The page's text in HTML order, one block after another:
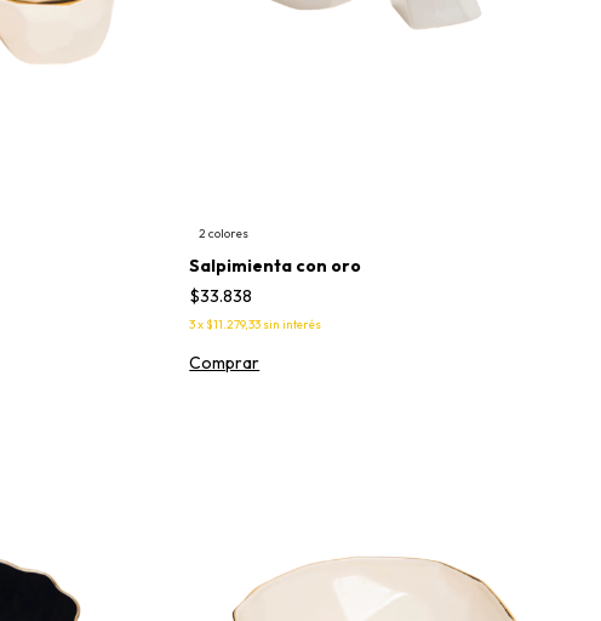
2 colores
Salpimienta con oro
$33.838
3x$11.279,33 sin interés
Comprar